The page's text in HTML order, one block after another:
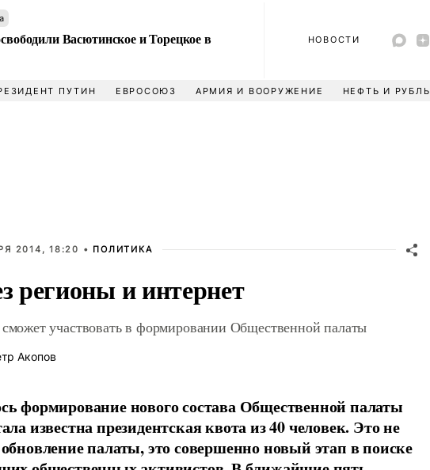
Васютинское и Торецкое в
НОВОСТИ
ПУТИН ЕВРОСОЮЗ АРМИЯ И ВООРУЖЕНИЕ НЕФТЬ И РУБЛЬ
2014, 18:20 • ПОЛИТИКА
регионы и интернет
участвовать в формировании Общественной палаты
Акопов
формирование нового состава Общественной палаты
известна президентская квота из 40 человек. Это не
палаты, это совершенно новый этап в поиске